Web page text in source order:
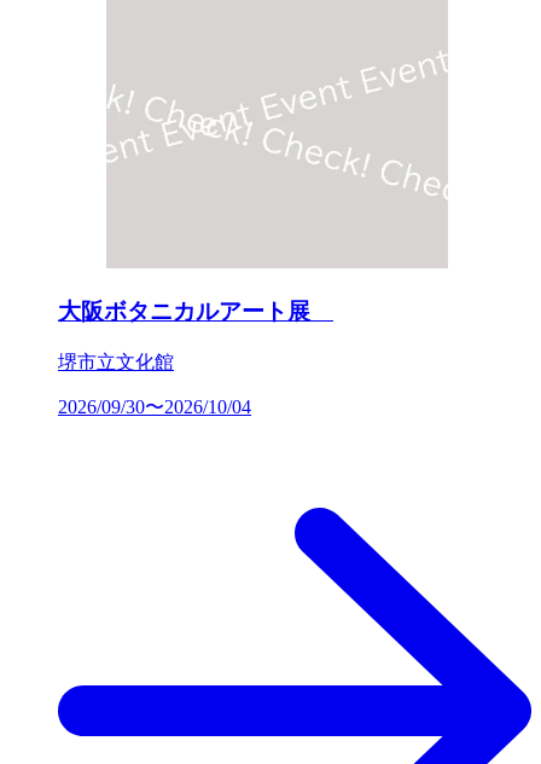
大阪ボタニカルアート展
堺市立文化館
2026/09/30〜2026/10/04